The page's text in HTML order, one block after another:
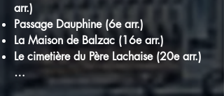
arr.)
Passage Dauphine (6e arr.)
La Maison de Balzac (16e arr.)
Le cimetière du Père Lachaise (20e arr.)
…